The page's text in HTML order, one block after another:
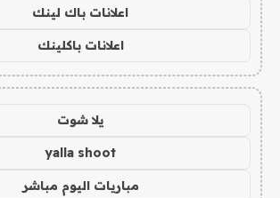
اعلانات باك لينك
اعلانات باكلينك
يلا شوت
yalla shoot
مباريات اليوم مباشر